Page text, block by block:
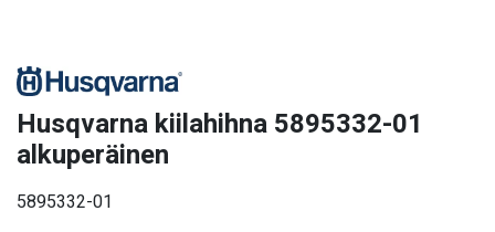
Husqvarna kiilahihna 5895332-01
alkuperäinen
5895332-01